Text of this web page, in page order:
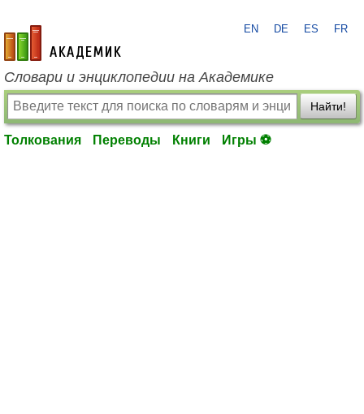
academic.ru
EN DE ES FR
Словари и энциклопедии на Академике
Найти!
Толкования Переводы Книги Игры ⚽